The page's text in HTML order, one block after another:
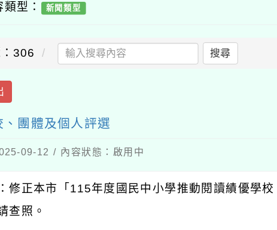
型： 新聞類型
306 搜尋
團體及個人評選
09-12 / 內容狀態：啟用中
修正本市「 115年度國民中小學推動閱讀績優學
查照。